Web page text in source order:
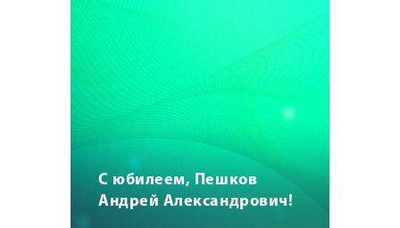
С юбилеем, Пешков
Андрей Александрович!